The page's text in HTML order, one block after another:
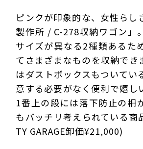
ピンクが印象的な、女性らし
製作所 / C-278収納ワゴン」
サイズが異なる2種類あるた
てさまざまなものを収納でき
はダストボックスもついてい
意する必要がなく便利で嬉し
1番上の段には落下防止の柵
もバッチリ考えられている商
TY GARAGE卸価¥21,000)